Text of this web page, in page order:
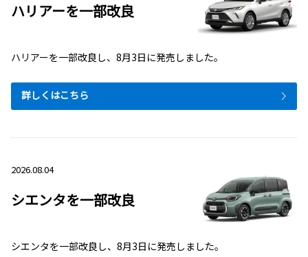
ハリアーを一部改良
ハリアーを一部改良し、8月3日に発売しました。
詳しくはこちら
2026.08.04
シエンタを一部改良
シエンタを一部改良し、8月3日に発売しました。